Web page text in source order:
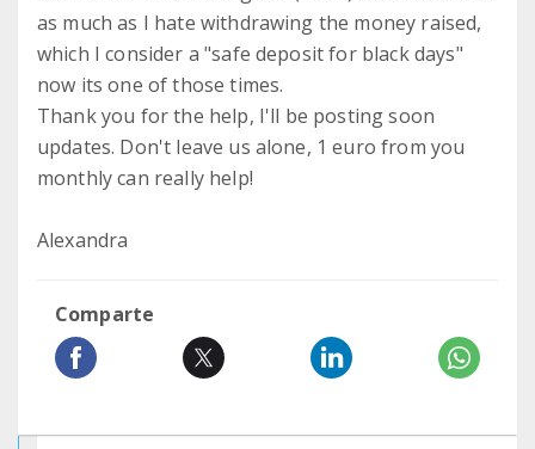
as much as I hate withdrawing the money raised,
which I consider a "safe deposit for black days"
now its one of those times.
Thank you for the help, I'll be posting soon
updates. Don't leave us alone, 1 euro from you
monthly can really help!
Alexandra
Comparte